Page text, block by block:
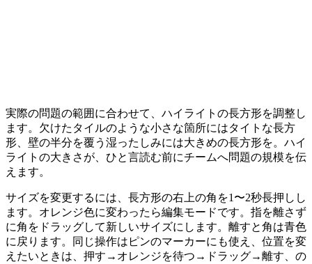
実際の問題の範囲に合わせて、ハイライトの長方形を調整し
ます。欠けたタイルのような小さな箇所にはタイトな長方
形、壁の半分を覆う湿ったしみには大きめの長方形を。ハイ
ライトの大きさが、ひと言読む前にチームへ問題の規模を伝
えます。
サイズを変更するには、長方形の右上の角を1〜2秒長押しし
ます。オレンジ色に変わったら編集モードです。指を離さず
に角をドラッグして新しいサイズにします。離すと角は青色
に戻ります。同じ操作はピンのマーカーにも使え、位置を変
えたいときは、押す→オレンジを待つ→ドラッグ→離す、の